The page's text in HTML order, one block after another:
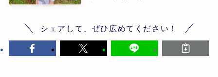
シェアして、ぜひ広めてください！